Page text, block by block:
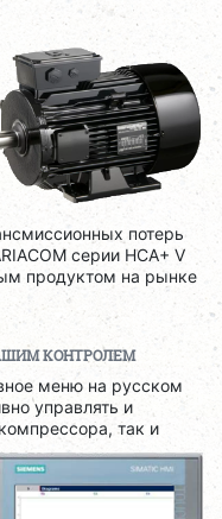
потерь
серии HCA+ V
продуктом на рынке
КОНТРОЛЕМ
меню на русском
управлять и
так и